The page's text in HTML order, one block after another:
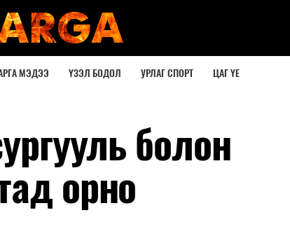
МЭДЭЭ ҮЗЭЛ БОДОЛ УРЛАГ СПОРТ ЦАГ ҮЕ
болон
орно